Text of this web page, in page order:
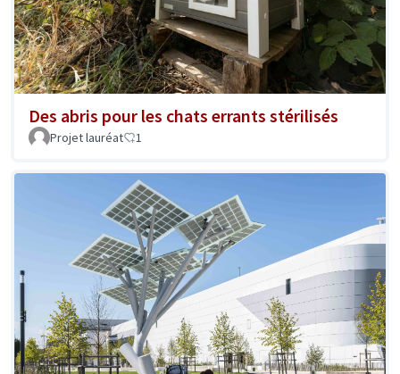
Des abris pour les chats errants stérilisés
Projet lauréat 1